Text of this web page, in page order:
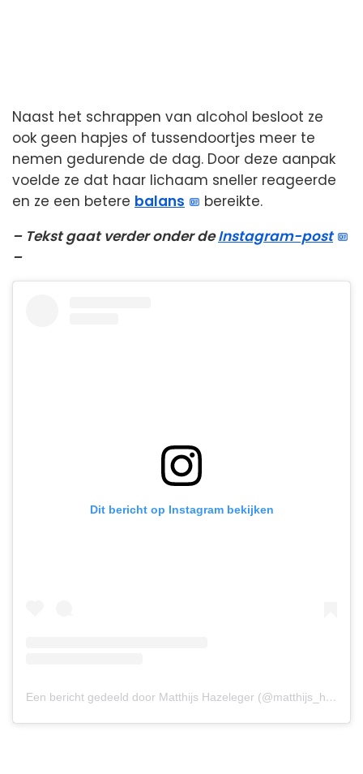
Naast het schrappen van alcohol besloot ze
ook geen hapjes of tussendoortjes meer te
nemen gedurende de dag. Door deze aanpak
voelde ze dat haar lichaam sneller reageerde
en ze een betere balans
bereikte.
– Tekst gaat verder onder deInstagram-post
–
Dit bericht op Instagram bekijken
Een bericht gedeeld door Matthijs Hazeleger (@matthijs_hazeleger)